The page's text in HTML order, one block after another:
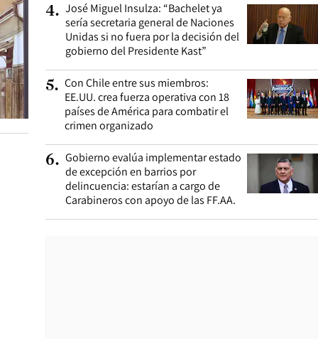
4. José Miguel Insulza: “Bachelet ya
sería secretaria general de Naciones
Unidas si no fuera por la decisión del
gobierno del Presidente Kast”
5. Con Chile entre sus miembros:
EE.UU. crea fuerza operativa con 18
países de América para combatir el
crimen organizado
6. Gobierno evalúa implementar estado
de excepción en barrios por
delincuencia: estarían a cargo de
Carabineros con apoyo de las FF.AA.